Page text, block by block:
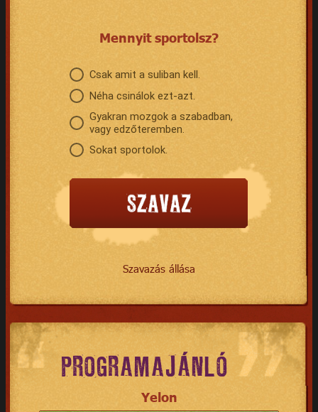
Mennyit sportolsz?
Csak amit a suliban kell.
Néha csinálok ezt-azt.
Gyakran mozgok a szabadban,
vagy edzőteremben.
Sokat sportolok.
Szavazás állása
PROGRAMAJÁNLÓ
Yelon